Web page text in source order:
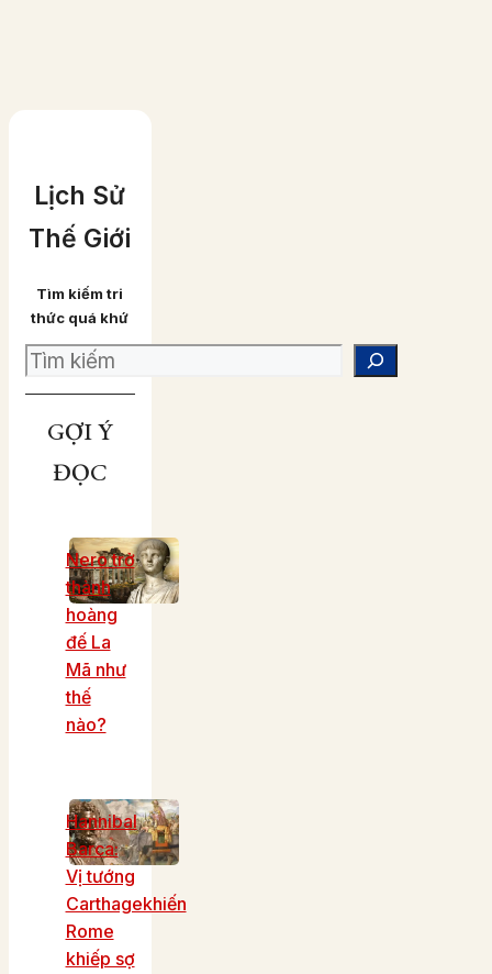
Lịch Sử
Thế Giới
Tìm kiếm tri
thức quá khứ
Search
GỢI Ý
ĐỌC
Nero trở
thành
hoàng
đế La
Mã như
thế
nào?
Hannibal
Barca:
Vị tướng
Carthagekhiến
Rome
khiếp sợ